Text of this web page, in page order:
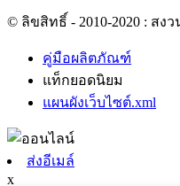
© ลิขสิทธิ์ - 2010-2020 : สง
คู่มือผลิตภัณฑ์
แท็กยอดนิยม
แผนผังเว็บไซต์.xml
ส่งอีเมล์
x